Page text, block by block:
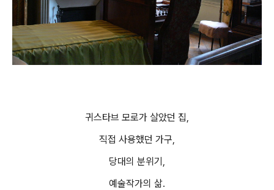
귀스타브 모로가 살았던 집,
직접 사용했던 가구,
당대의 분위기,
예술작가의 삶.